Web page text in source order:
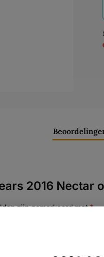
2016 Nectar
zijn gemarkeerd met*